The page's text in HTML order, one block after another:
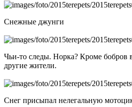
Снежные джунги
Чьи-то следы. Норка? Кроме бобров
другие жители.
Снег присыпал нелегальную